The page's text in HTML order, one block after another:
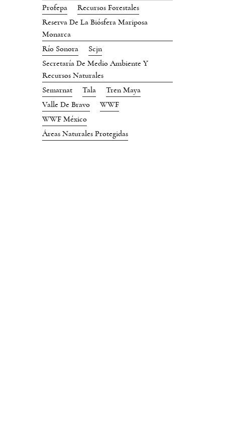
Profepa
Recursos Forestales
Reserva De La Biósfera Mariposa
Monarca
Río Sonora
Scjn
Secretaría De Medio Ambiente Y
Recursos Naturales
Semarnat
Tala
Tren Maya
Valle De Bravo
WWF
WWF México
Áreas Naturales Protegidas